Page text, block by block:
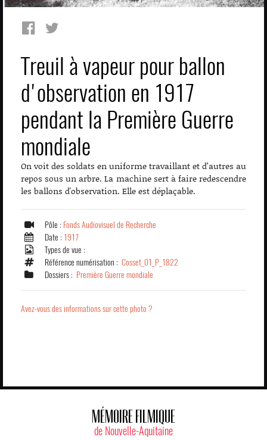
Treuil à vapeur pour ballon
d'observation en 1917
pendant la Première Guerre
mondiale
On voit des soldats en uniforme travaillant et d’autres au
repos sous un arbre. La machine sert à faire redescendre
les ballons d'observation. Elle est déplaçable.
Pôle : Fonds Audiovisuel de Recherche
Date : 1917
Types de vue :
Référence numérisation : Cosset_01_P_1822
Dossiers : Première Guerre mondiale
Avez-vous des informations sur cette photo ?
MÉMOIRE FILMIQUE
de Nouvelle-Aquitaine